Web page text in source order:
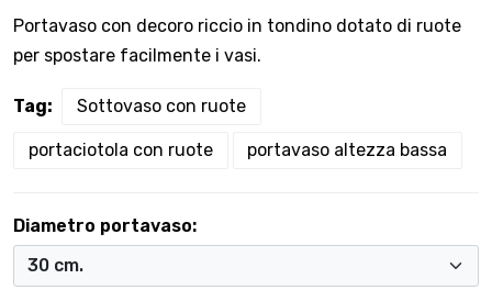
Portavaso con decoro riccio in tondino dotato di ruote
per spostare facilmente i vasi.
Tag: Sottovaso con ruote
portaciotola con ruote portavaso altezza bassa
Diametro portavaso: